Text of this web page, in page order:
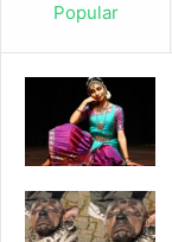
Popular